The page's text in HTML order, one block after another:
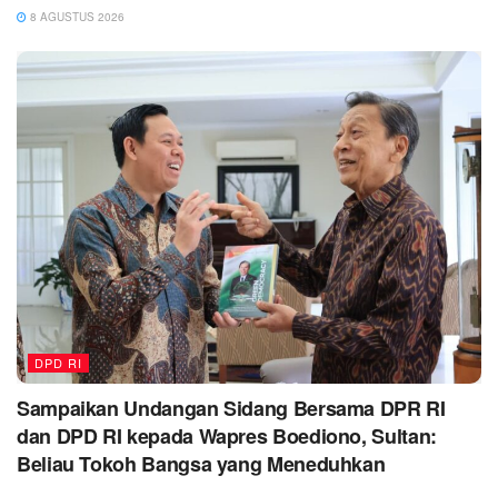
8 AGUSTUS 2026
DPD RI
Sampaikan Undangan Sidang Bersama DPR RI
dan DPD RI kepada Wapres Boediono, Sultan:
Beliau Tokoh Bangsa yang Meneduhkan